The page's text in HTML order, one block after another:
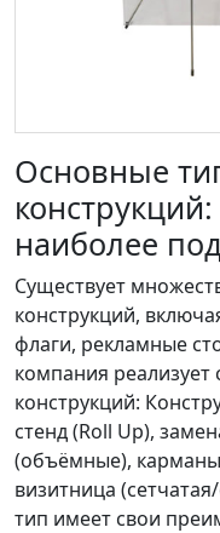
Основные
наиболее
Существует
конструкций,
флаги, рекламные
компания
конструкций:
стенд (Roll Up),
(объёмные), карманы
визитница
тип имеет свои